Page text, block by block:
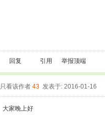
回复 引用 举报顶端
只看该作者 43 发表于: 2016-01-16
大家晚上好